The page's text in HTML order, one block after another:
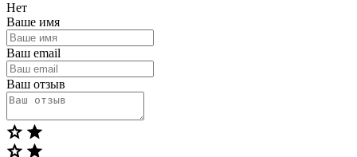
Нет
Ваше имя
Ваш email
Ваш отзыв